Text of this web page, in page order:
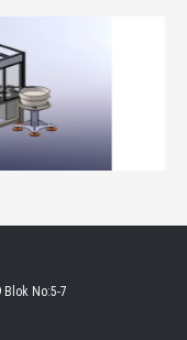
Blok No:5-7